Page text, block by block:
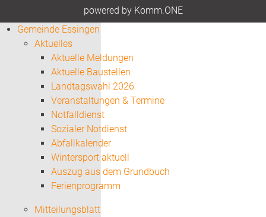
powered by Komm.ONE
Gemeinde Essingen
Aktuelles
Aktuelle Meldungen
Aktuelle Baustellen
Landtagswahl 2026
Veranstaltungen & Termine
Notfalldienst
Sozialer Notdienst
Abfallkalender
Wintersport aktuell
Auszug aus dem Grundbuch
Ferienprogramm
Mitteilungsblatt